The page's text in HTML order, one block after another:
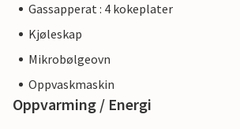
Gassapperat : 4 kokeplater
Kjøleskap
Mikrobølgeovn
Oppvaskmaskin
Oppvarming / Energi